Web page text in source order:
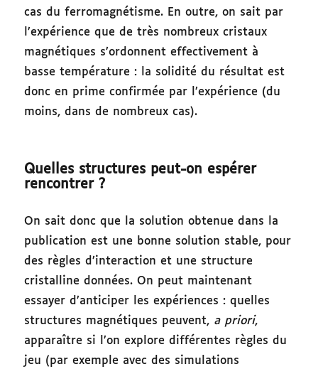
cas du ferromagnétisme. En outre, on sait par
l’expérience que de très nombreux cristaux
magnétiques s’ordonnent effectivement à
basse température : la solidité du résultat est
donc en prime confirmée par l’expérience (du
moins, dans de nombreux cas).
Quelles structures peut-on espérer
rencontrer ?
On sait donc que la solution obtenue dans la
publication est une bonne solution stable, pour
des règles d’interaction et une structure
cristalline données. On peut maintenant
essayer d’anticiper les expériences : quelles
structures magnétiques peuvent, a priori,
apparaître si l’on explore différentes règles du
jeu (par exemple avec des simulations